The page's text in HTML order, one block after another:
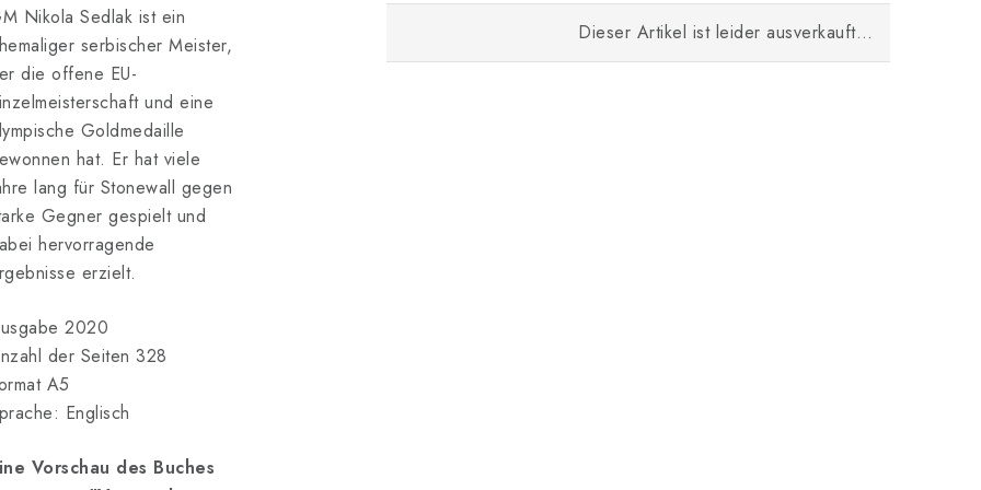
Nikola Sedlak ist ein
serbischer Meister,
die offene EU-
und eine
Goldmedaille
hat. Er hat viele
lang für Stonewall gegen
Gegner gespielt und
hervorragende
erzielt.
2020
der Seiten 328
A5
Englisch
Vorschau des Buches
Dieser Artikel ist leider ausverkauft…